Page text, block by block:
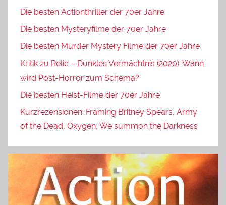
Die besten Actionthriller der 70er Jahre
Die besten Mysteryfilme der 70er Jahre
Die besten Murder Mystery Filme der 70er Jahre
Kritik zu Relic – Dunkles Vermächtnis (2020): Wann
wird Post-Horror zum Schema?
Die besten Heist-Filme der 70er Jahre
Kurzrezensionen: Framing Britney Spears, Army
of the Dead, Oxygen, We summon the Darkness